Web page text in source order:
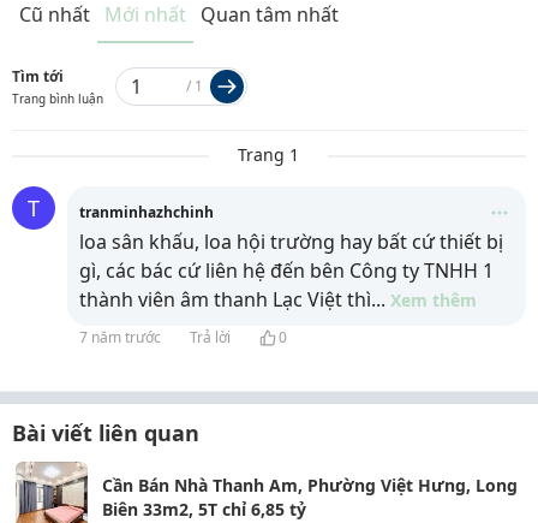
Cũ nhất Mới nhất Quan tâm nhất
Tìm tới
Trang bình luận
/ 1
Trang 1
T tranminhazhchinh
loa sân khấu, loa hội trường hay bất cứ thiết bị
gì, các bác cứ liên hệ đến bên Công ty TNHH 1
thành viên âm thanh Lạc Việt thì... Xem thêm
7 năm trước Trả lời 0
Bài viết liên quan
Cần Bán Nhà Thanh Am, Phường Việt Hưng, Long
Biên 33m2, 5T chỉ 6,85 tỷ